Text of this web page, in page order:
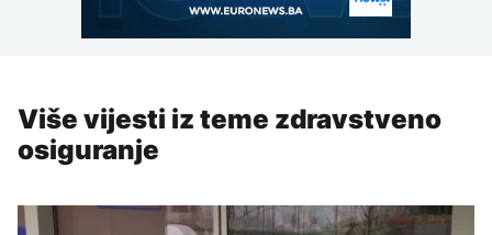
Više vijesti iz teme zdravstveno
osiguranje